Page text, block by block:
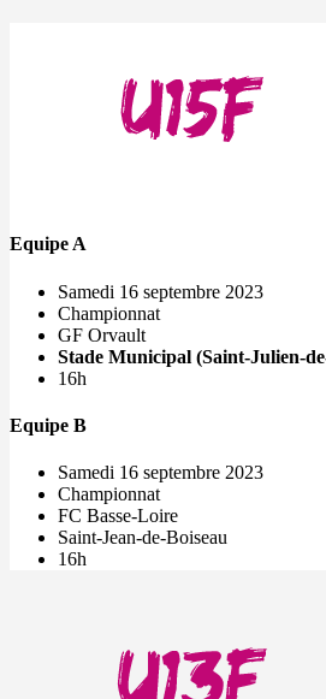
Equipe A
Samedi 16 septembre 2023
Championnat
GF Orvault
Stade Municipal (Saint-Julien-
16h
Equipe B
Samedi 16 septembre 2023
Championnat
FC Basse-Loire
Saint-Jean-de-Boiseau
16h